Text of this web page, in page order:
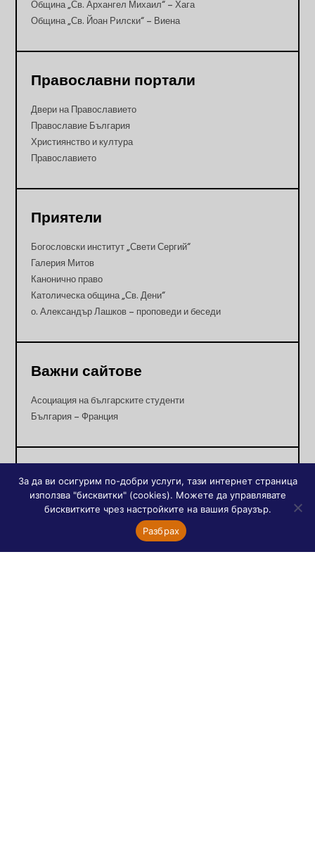
Община „Св. Архангел Михаил“ – Хага
Община „Св. Йоан Рилски“ – Виена
Православни портали
Двери на Православието
Православие България
Християнство и култура
Православието
Приятели
Богословски институт „Свети Сергий“
Галерия Митов
Канонично право
Католическа община „Св. Дени“
о. Александър Лашков – проповеди и беседи
Важни сайтове
Асоциация на българските студенти
България – Франция
Френски сайтове
Orthodoxie
Асоциация „Диалог между православни”
Православната църква днес
Православни храмове в Париж
За да ви осигурим по-добри услуги, тази интернет страница
използва "бисквитки" (cookies). Можете да управлявате
бисквитките чрез настройките на вашия браузър.
Разбрах